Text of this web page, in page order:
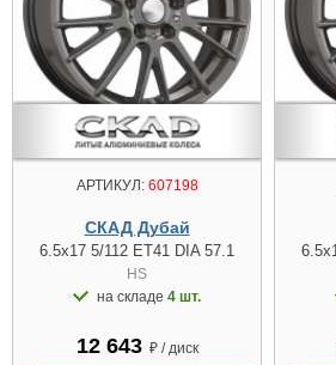
АРТИКУЛ:607198
СКАД Дубай
6.5x17 5/112 ET41 DIA 57.1
HS
на складе 4 шт.
12 643 ₽ / диск